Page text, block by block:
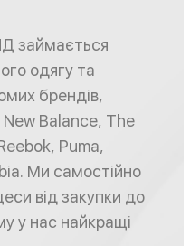
займається
одягу та
брендів,
New Balance, The
Puma,
Ми самостійно
від закупки до
у нас найкращі